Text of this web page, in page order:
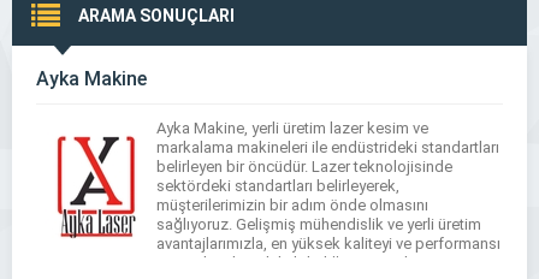
ARAMA SONUÇLARI
Ayka Makine
Ayka Makine, yerli üretim lazer kesim ve
markalama makineleri ile endüstrideki standartları
belirleyen bir öncüdür. Lazer teknolojisinde
sektördeki standartları belirleyerek,
müşterilerimizin bir adım önde olmasını
sağlıyoruz. Gelişmiş mühendislik ve yerli üretim
avantajlarımızla, en yüksek kaliteyi ve performansı
sunarak sektördeki liderliğimizi sürdürüyoruz.